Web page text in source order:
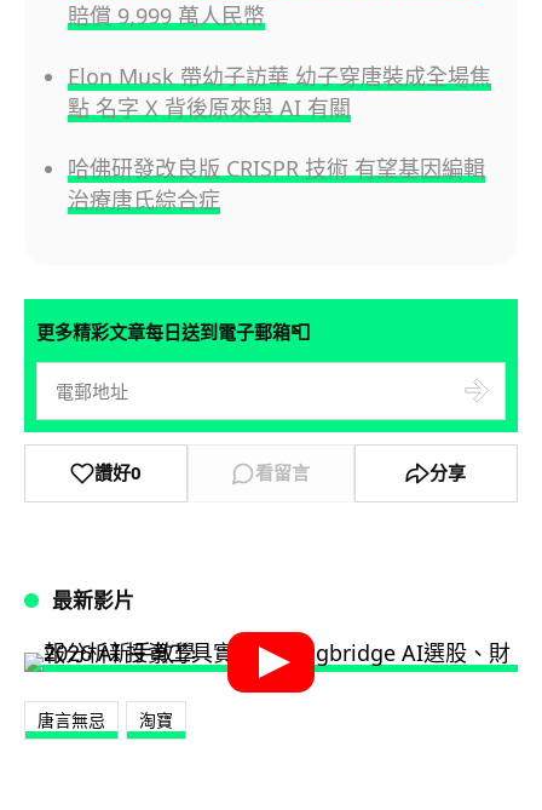
賠償 9,999 萬人民幣
Elon Musk 帶幼子訪華 幼子穿唐裝成全場焦
點 名字 X 背後原來與 AI 有關
哈佛研發改良版 CRISPR 技術 有望基因編輯
治療唐氏綜合症
更多精彩文章每日送到電子郵箱📮
讚好0 看留言 分享
最新影片
唐言無忌 淘寶